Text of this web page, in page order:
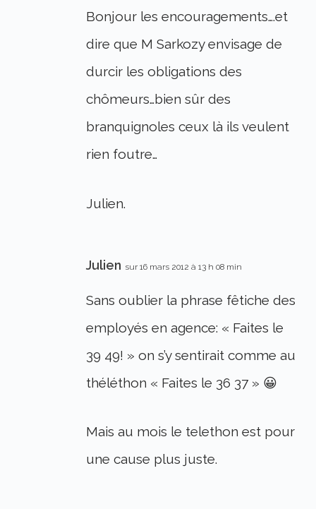
Bonjour les encouragements….et
dire que M Sarkozy envisage de
durcir les obligations des
chômeurs…bien sûr des
branquignoles ceux là ils veulent
rien foutre…
Julien.
Julien sur 16 mars 2012 à 13 h 08 min
Sans oublier la phrase fêtiche des
employés en agence: « Faites le
39 49! » on s’y sentirait comme au
théléthon « Faites le 36 37 » 😀
Mais au mois le telethon est pour
une cause plus juste.